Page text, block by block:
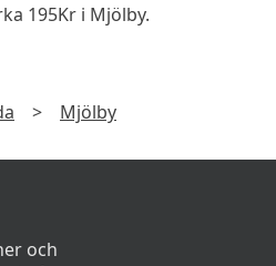
195Kr i Mjölby.
> Mjölby
och